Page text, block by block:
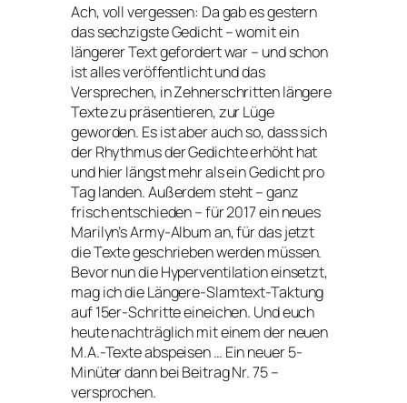
Ach, voll vergessen: Da gab es gestern
das sechzigste Gedicht – womit ein
längerer Text gefordert war – und schon
ist alles veröffentlicht und das
Versprechen, in Zehnerschritten längere
Texte zu präsentieren, zur Lüge
geworden. Es ist aber auch so, dass sich
der Rhythmus der Gedichte erhöht hat
und hier längst mehr als ein Gedicht pro
Tag landen. Außerdem steht – ganz
frisch entschieden – für 2017 ein neues
Marilyn’s Army-Album an, für das jetzt
die Texte geschrieben werden müssen.
Bevor nun die Hyperventilation einsetzt,
mag ich die Längere-Slamtext-Taktung
auf 15er-Schritte eineichen. Und euch
heute nachträglich mit einem der neuen
M.A.-Texte abspeisen … Ein neuer 5-
Minüter dann bei Beitrag Nr. 75 –
versprochen.